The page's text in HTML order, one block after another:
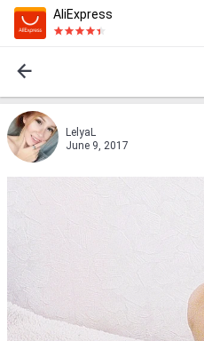
AliExpress
LelyaL
June 9, 2017